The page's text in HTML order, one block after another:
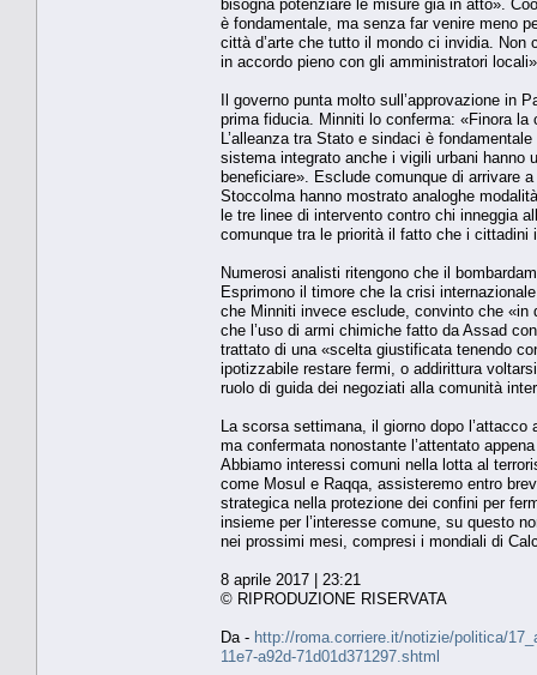
bisogna potenziare le misure già in atto».
è fondamentale, ma senza far venire meno
città d’arte che tutto il mondo ci invidia. Non
in accordo pieno con gli amministratori
Il governo punta molto sull’approvazione in
prima fiducia. Minniti lo conferma: «Finora
L’alleanza tra Stato e sindaci è
sistema integrato anche i vigili urbani hanno
beneficiare». Esclude comunque di arrivare
Stoccolma hanno mostrato analoghe
le tre linee di intervento contro chi inneggia
comunque tra le priorità il fatto che i
Numerosi analisti ritengono che il
Esprimono il timore che la crisi
che Minniti invece esclude, convinto che «in
che l’uso di armi chimiche fatto da Assad
trattato di una «scelta giustificata tenendo
ipotizzabile restare fermi, o addirittura
ruolo di guida dei negoziati alla comunità
La scorsa settimana, il giorno dopo
ma confermata nonostante l’attentato
Abbiamo interessi comuni nella lotta al
come Mosul e Raqqa, assisteremo entro
strategica nella protezione dei confini per
insieme per l’interesse comune, su questo
nei prossimi mesi, compresi i mondiali di
8 aprile 2017 | 23:21
© RIPRODUZIONE RISERVATA
Da - http://roma.corriere.it/notizie/politica/
11e7-a92d-71d01d371297.shtml